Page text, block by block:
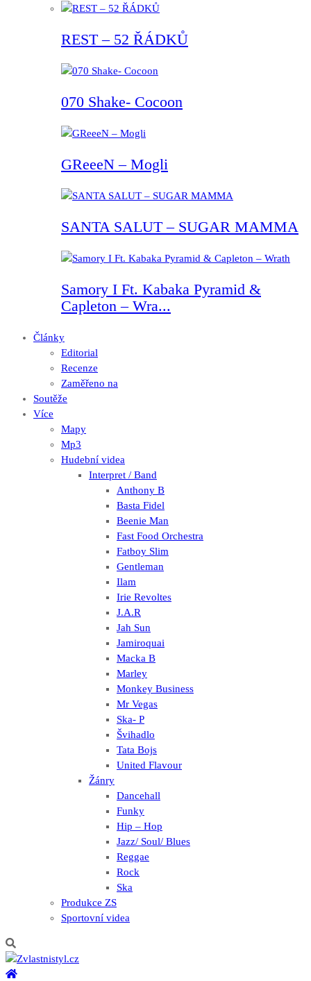
REST – 52 ŘÁDKŮ
070 Shake- Cocoon
GReeeN – Mogli
SANTA SALUT – SUGAR MAMMA
Samory I Ft. Kabaka Pyramid &
Capleton – Wra...
Články
Editorial
Recenze
Zaměřeno na
Soutěže
Více
Mapy
Mp3
Hudební videa
Interpret / Band
Anthony B
Basta Fidel
Beenie Man
Fast Food Orchestra
Fatboy Slim
Gentleman
Ilam
Irie Revoltes
J.A.R
Jah Sun
Jamiroquai
Macka B
Marley
Monkey Business
Mr Vegas
Ska- P
Švihadlo
Tata Bojs
United Flavour
Žánry
Dancehall
Funky
Hip – Hop
Jazz/ Soul/ Blues
Reggae
Rock
Ska
Produkce ZS
Sportovní videa